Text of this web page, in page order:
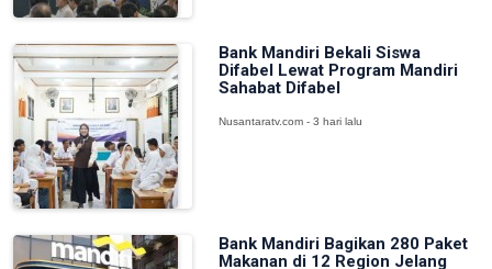
Bank Mandiri Bekali Siswa
Difabel Lewat Program Mandiri
Sahabat Difabel
Nusantaratv.com - 3 hari lalu
Bank Mandiri Bagikan 280 Paket
Makanan di 12 Region Jelang